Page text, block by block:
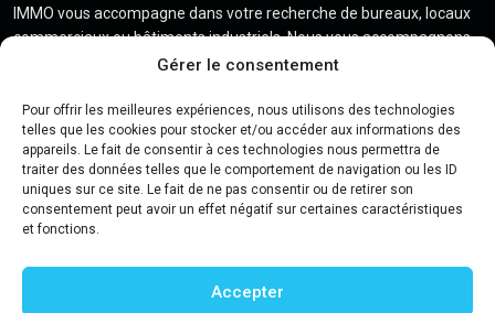
Gérer le consentement
Pour offrir les meilleures expériences, nous utilisons des technologies
telles que les cookies pour stocker et/ou accéder aux informations des
appareils. Le fait de consentir à ces technologies nous permettra de
traiter des données telles que le comportement de navigation ou les ID
uniques sur ce site. Le fait de ne pas consentir ou de retirer son
consentement peut avoir un effet négatif sur certaines caractéristiques
et fonctions.
Accepter
IMMO vous accompagne dans votre recherche de bureaux, locaux
commerciaux ou bâtiments industriels. Nous vous accompagnons
et mettons tout en œuvre pour faire aboutir vos projets dans les
Contact
02 41 29 16 14
contact.clemotimmo@orange.fr